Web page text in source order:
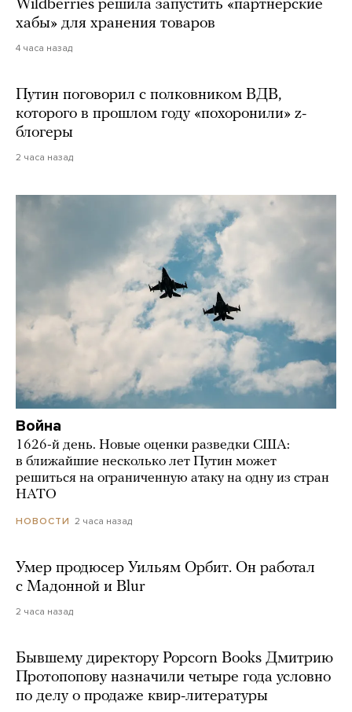
Wildberries решила запустить «партнерские
хабы» для хранения товаров
4 часа назад
Путин поговорил с полковником ВДВ,
которого в прошлом году «похоронили» z-
блогеры
2 часа назад
Война
1626-й день. Новые оценки разведки США:
в ближайшие несколько лет Путин может
решиться на ограниченную атаку на одну из стран
НАТО
НОВОСТИ 2 часа назад
Умер продюсер Уильям Орбит. Он работал
с Мадонной и Blur
2 часа назад
Бывшему директору Popcorn Books Дмитрию
Протопопову назначили четыре года условно
по делу о продаже квир-литературы